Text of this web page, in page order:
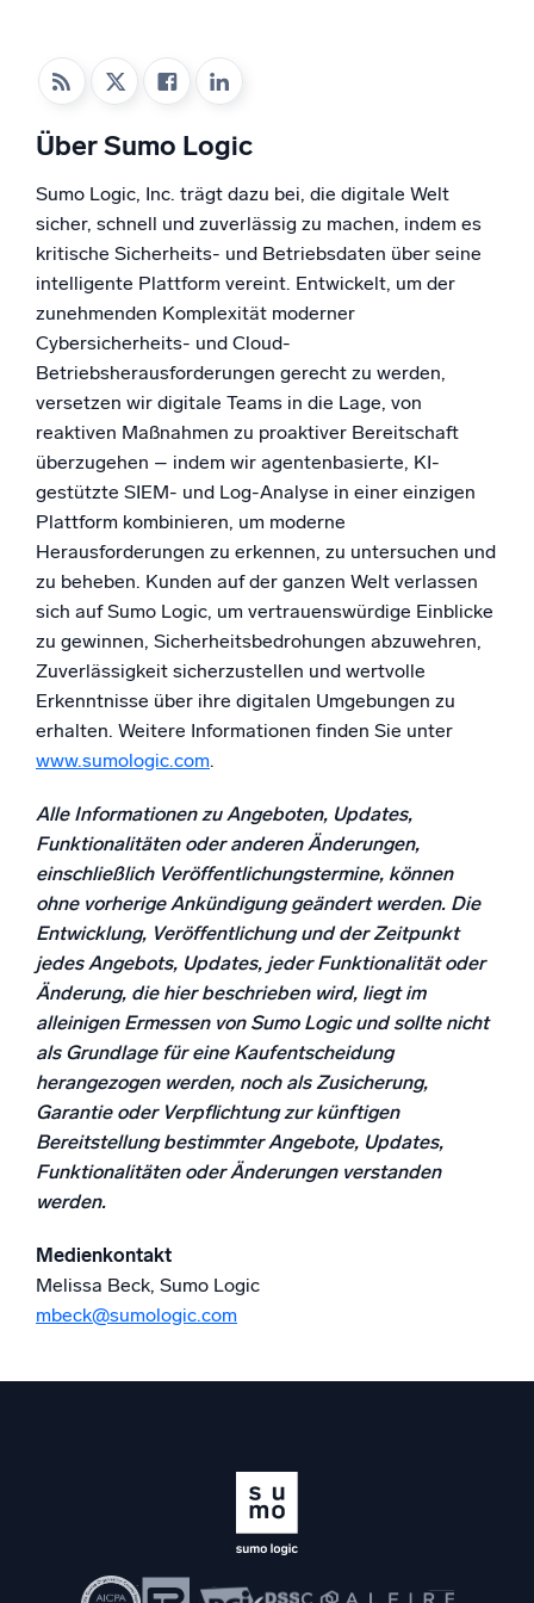
Intelligente Sicherheitsoperationen
SIEM
reagieren
Protokolle für Sicherheit
Cloud-Sicherheit durch umfassende Protokolleinsicht
freischalten
Intelligente Cloud-Abläufe
Protokollanalyse
Erkennen und beheben mit umfassender Transparenz
Leistungsstarke Integrationen
Zertifizierungen
Über Sumo Logic
Sumo Logic, Inc. trägt dazu bei, die digitale Welt
sicher, schnell und zuverlässig zu machen, indem es
kritische Sicherheits- und Betriebsdaten über seine
intelligente Plattform vereint. Entwickelt, um der
zunehmenden Komplexität moderner
Cybersicherheits- und Cloud-
Betriebsherausforderungen gerecht zu werden,
versetzen wir digitale Teams in die Lage, von
reaktiven Maßnahmen zu proaktiver Bereitschaft
überzugehen – indem wir agentenbasierte, KI-
gestützte SIEM- und Log-Analyse in einer einzigen
Plattform kombinieren, um moderne
Herausforderungen zu erkennen, zu untersuchen und
zu beheben. Kunden auf der ganzen Welt verlassen
sich auf Sumo Logic, um vertrauenswürdige Einblicke
zu gewinnen, Sicherheitsbedrohungen abzuwehren,
Zuverlässigkeit sicherzustellen und wertvolle
Erkenntnisse über ihre digitalen Umgebungen zu
erhalten. Weitere Informationen finden Sie unter
www.sumologic.com.
Alle Informationen zu Angeboten, Updates,
Funktionalitäten oder anderen Änderungen,
einschließlich Veröffentlichungstermine, können
ohne vorherige Ankündigung geändert werden. Die
Entwicklung, Veröffentlichung und der Zeitpunkt
jedes Angebots, Updates, jeder Funktionalität oder
Änderung, die hier beschrieben wird, liegt im
alleinigen Ermessen von Sumo Logic und sollte nicht
als Grundlage für eine Kaufentscheidung
herangezogen werden, noch als Zusicherung,
Garantie oder Verpflichtung zur künftigen
Bereitstellung bestimmter Angebote, Updates,
Funktionalitäten oder Änderungen verstanden
werden.
Medienkontakt
Melissa Beck, Sumo Logic
mbeck@sumologic.com